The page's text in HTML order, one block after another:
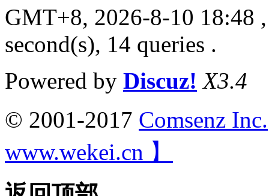
GMT+8, 2026-8-10 18:48
second(s), 14 queries .
Powered by Discuz! X3.4
© 2001-2017 Comsenz Inc.
www.wekei.cn 】